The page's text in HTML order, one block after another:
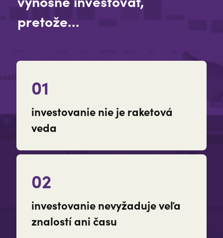
pretože…
01
investovanie nie je raketová
veda
02
investovanie nevyžaduje veľa
znalostí ani času